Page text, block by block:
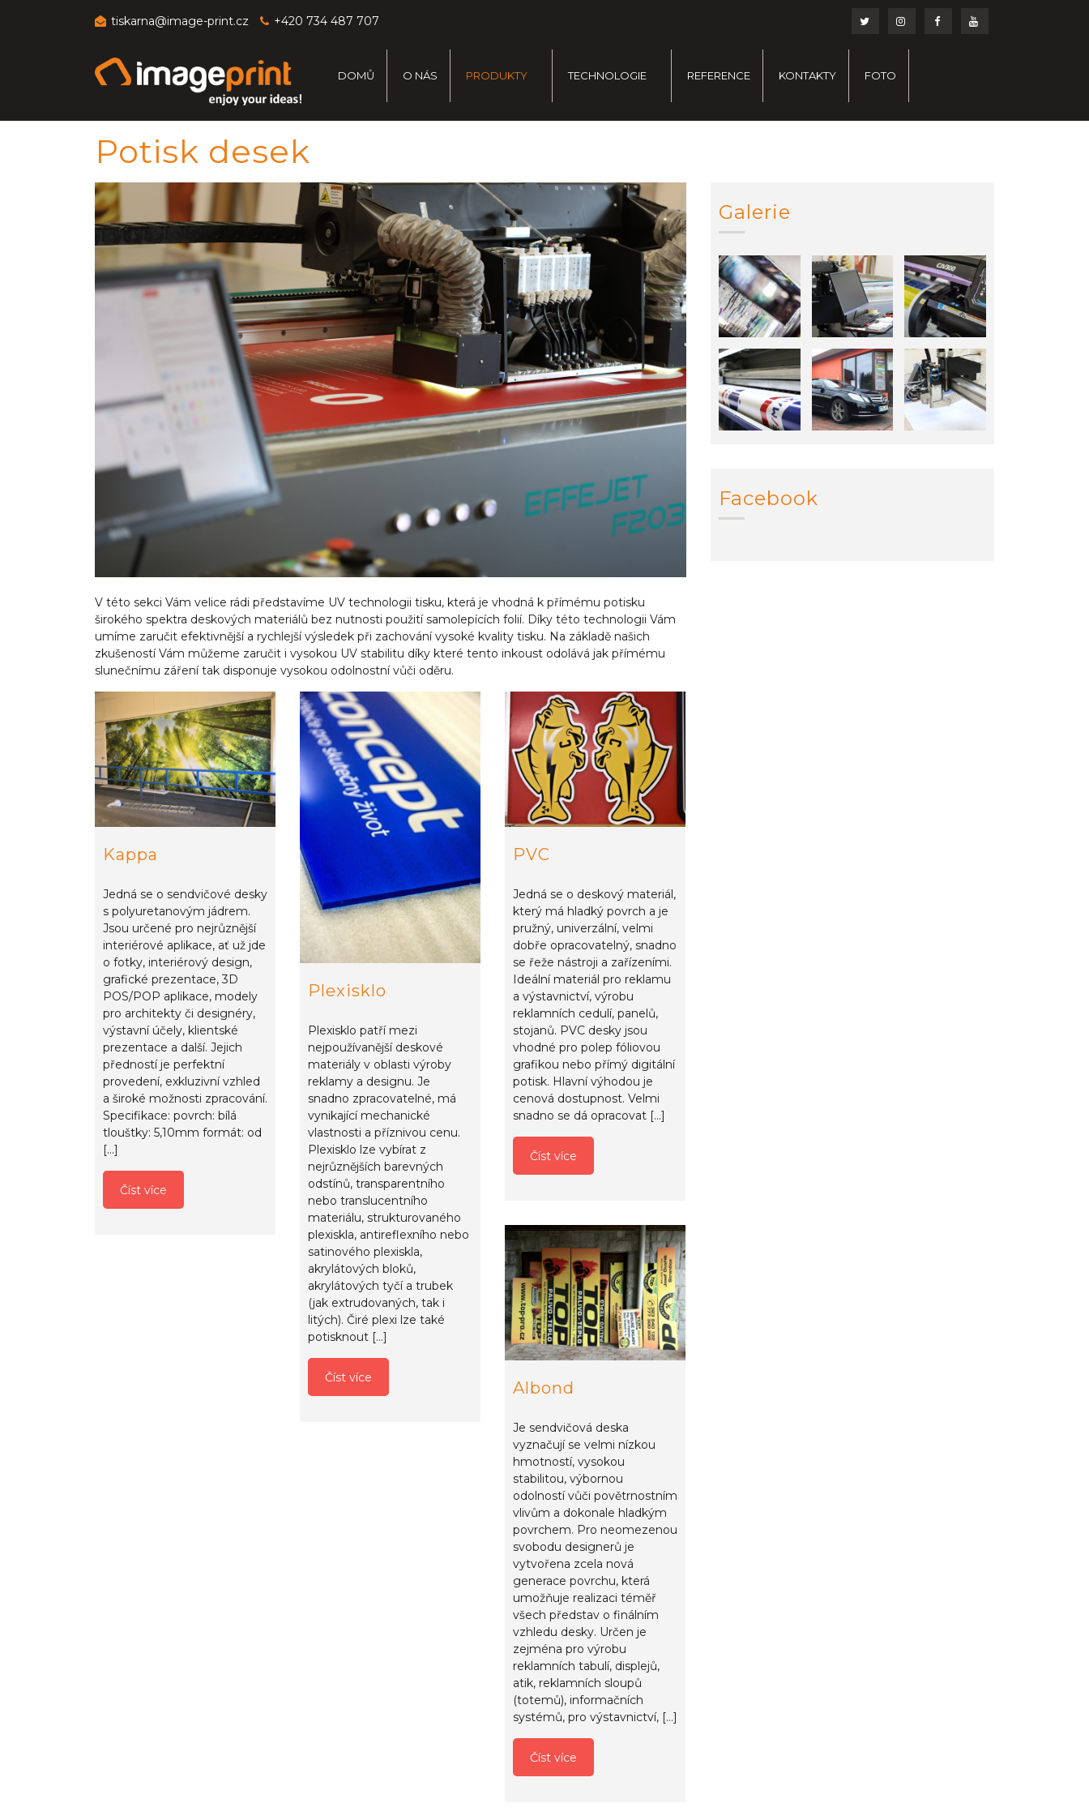
tiskarna@image-print.cz +420 734 487 707
DOMŮ O NÁS PRODUKTY TECHNOLOGIE REFERENCE KONTAKTY FOTO
Potisk desek
V této sekci Vám velice rádi představíme UV technologii tisku, která je vhodná k přímému potisku
širokého spektra deskových materiálů bez nutnosti použití samolepících folií. Díky této technologii Vám
umíme zaručit efektivnější a rychlejší výsledek při zachování vysoké kvality tisku. Na základě našich
zkušeností Vám můžeme zaručit i vysokou UV stabilitu díky které tento inkoust odolává jak přímému
slunečnímu záření tak disponuje vysokou odolnostní vůči oděru.
Kappa
Jedná se o sendvičové desky
s polyuretanovým jádrem.
Jsou určené pro nejrůznější
interiérové aplikace, ať už jde
o fotky, interiérový design,
grafické prezentace, 3D
POS/POP aplikace, modely
pro architekty či designéry,
výstavní účely, klientské
prezentace a další. Jejich
předností je perfektní
provedení, exkluzivní vzhled
a široké možnosti zpracování.
Specifikace: povrch: bílá
tlouštky: 5,10mm formát: od
[…]
Číst více
Plexisklo
Plexisklo patří mezi
nejpoužívanější deskové
materiály v oblasti výroby
reklamy a designu. Je
snadno zpracovatelné, má
vynikající mechanické
vlastnosti a příznivou cenu.
Plexisklo lze vybírat z
nejrůznějších barevných
odstínů, transparentního
nebo translucentního
materiálu, strukturovaného
plexiskla, antireflexního nebo
satinového plexiskla,
akrylátových bloků,
akrylátových tyčí a trubek
(jak extrudovaných, tak i
litých). Čiré plexi lze také
potisknout […]
Číst více
PVC
Jedná se o deskový materiál,
který má hladký povrch a je
pružný, univerzální, velmi
dobře opracovatelný, snadno
se řeže nástroji a zařízeními.
Ideální materiál pro reklamu
a výstavnictví, výrobu
reklamních cedulí, panelů,
stojanů. PVC desky jsou
vhodné pro polep fóliovou
grafikou nebo přímý digitální
potisk. Hlavní výhodou je
cenová dostupnost. Velmi
snadno se dá opracovat […]
Číst více
Albond
Je sendvičová deska
vyznačují se velmi nízkou
hmotností, vysokou
stabilitou, výbornou
odolností vůči povětrnostním
vlivům a dokonale hladkým
povrchem. Pro neomezenou
svobodu designerů je
vytvořena zcela nová
generace povrchu, která
umožňuje realizaci téměř
všech představ o finálním
vzhledu desky. Určen je
zejména pro výrobu
reklamních tabulí, displejů,
atik, reklamních sloupů
(totemů), informačních
systémů, pro výstavnictví, […]
Číst více
Galerie
Facebook